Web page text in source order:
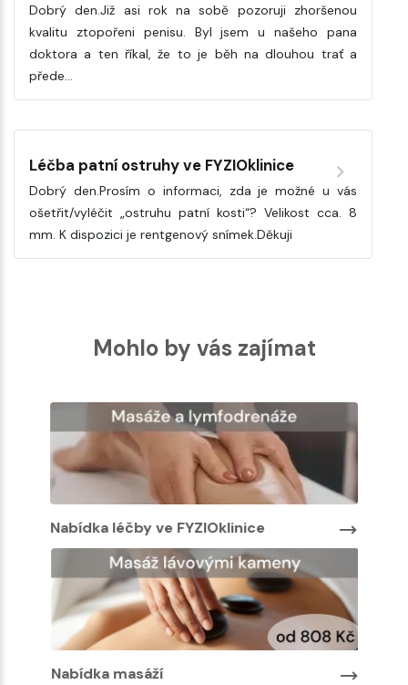
Dobrý den.Již asi rok na sobě pozoruji zhoršenou
kvalitu ztopořeni penisu. Byl jsem u našeho pana
doktora a ten říkal, že to je běh na dlouhou trať a
přede…
Léčba patní ostruhy ve FYZIOklinice
Dobrý den.Prosím o informaci, zda je možné u vás
ošetřit/vyléčit „ostruhu patní kosti“? Velikost cca. 8
mm. K dispozici je rentgenový snímek.Děkuji
Mohlo by vás zajímat
Nabídka léčby ve FYZIOklinice
Nabídka masáží